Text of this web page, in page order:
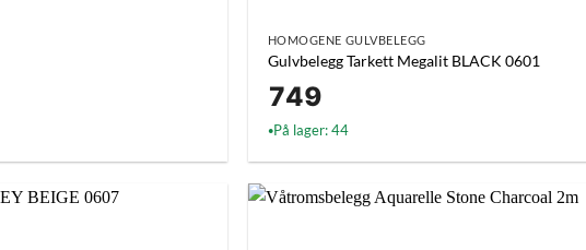
HOMOGENE GULVBELEGG
Gulvbelegg Tarkett Megalit BLACK 0601
749
●På lager: 44